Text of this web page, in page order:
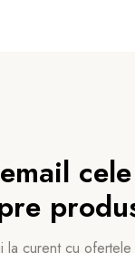
la curent cu ofertele